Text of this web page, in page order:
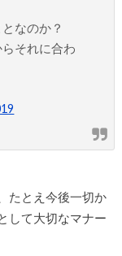
なのか？
それに合わ
たとえ今後一切か
して大切なマナー